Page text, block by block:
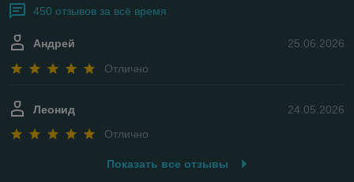
450 отзывов за всё время
25.06.2026
Андрей
Отлично
24.05.2026
Леонид
Отлично
Показать все отзывы